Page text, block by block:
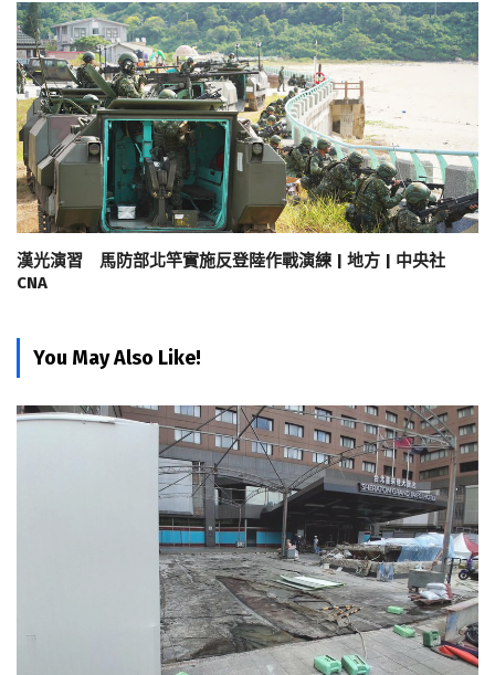
漢光演習 馬防部北竿實施反登陸作戰演練 | 地方 | 中央社
CNA
You May Also Like!